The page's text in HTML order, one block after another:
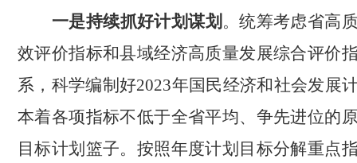
一是持续抓好计划谋划 。统筹考虑省高
效评价指标和县域经济高质量发展综合评价
系，科学编制好2023年国民经济和社会发展
本着各项指标不低于全省平均、争先进位的
目标计划篮子。按照年度计划目标分解重点